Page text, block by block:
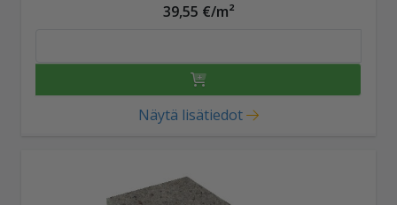
39,55 €/m²
Näytä lisätiedot